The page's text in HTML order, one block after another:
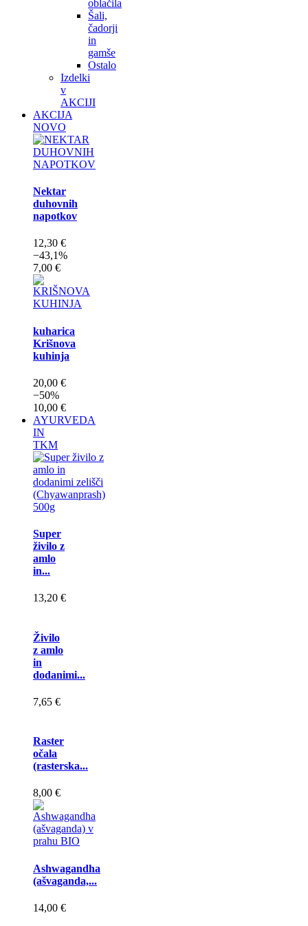
oblačila
Šali,
čadorji
in
gamše
Ostalo
Izdelki
v
AKCIJI
AKCIJA
NOVO
Nektar
duhovnih
napotkov
12,30 €
−43,1%
7,00 €
kuharica
Krišnova
kuhinja
20,00 €
−50%
10,00 €
AYURVEDA
IN
TKM
Super
živilo z
amlo
in...
13,20 €
Živilo
z amlo
in
dodanimi...
7,65 €
Raster
očala
(rasterska...
8,00 €
Ashwagandha
(ašvaganda,...
14,00 €